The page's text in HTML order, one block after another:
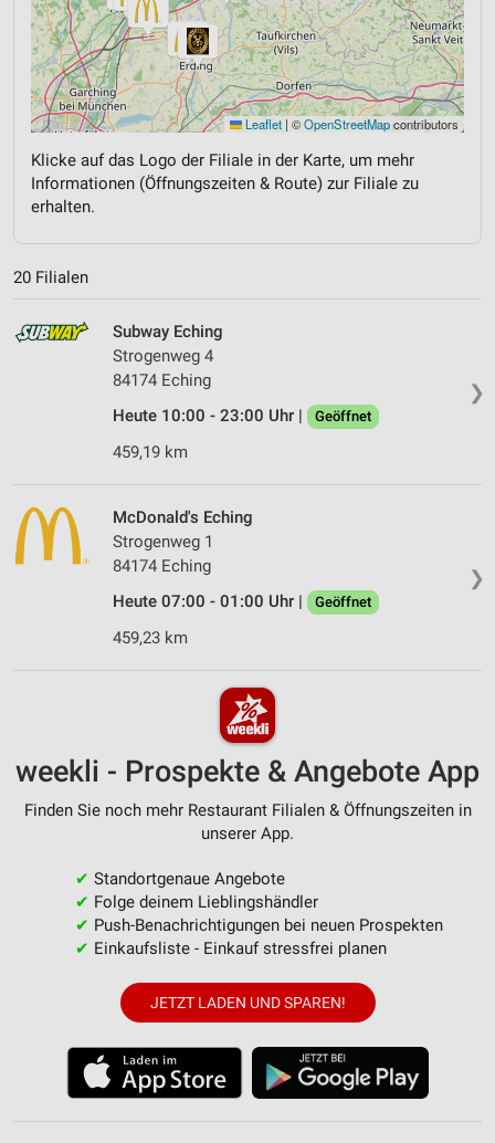
Leaflet | ©OpenStreetMapcontributors
Klicke auf das Logo der Filiale in der Karte, um mehr
Informationen (Öffnungszeiten & Route) zur Filiale zu
erhalten.
20 Filialen
❯
Subway Eching
Strogenweg 4
84174 Eching
Heute 10:00 - 23:00 Uhr |
Geöffnet
459,19 km
❯
McDonald's Eching
Strogenweg 1
84174 Eching
Heute 07:00 - 01:00 Uhr |
Geöffnet
459,23 km
weekli - Prospekte & Angebote App
Finden Sie noch mehr Restaurant Filialen & Öffnungszeiten in
unserer App.
✔ Standortgenaue Angebote
✔ Folge deinem Lieblingshändler
✔ Push-Benachrichtigungen bei neuen Prospekten
✔ Einkaufsliste - Einkauf stressfrei planen
JETZT LADEN UND SPAREN!